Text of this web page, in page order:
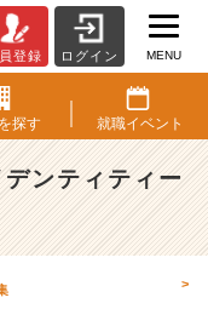
登録 ログイン MENU
探す 就職イベント
ンティティー
>